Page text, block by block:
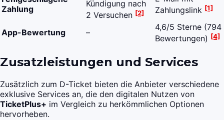
Zahlung
Kündigung nach
2 Versuchen [2]
Zahlungslink [1]
App-Bewertung –
4,6/5 Sterne (794
Bewertungen) [4]
Zusatzleistungen und Services
Zusätzlich zum D-Ticket bieten die Anbieter verschiedene
exklusive Services an, die den digitalen Nutzen von
TicketPlus+ im Vergleich zu herkömmlichen Optionen
hervorheben.